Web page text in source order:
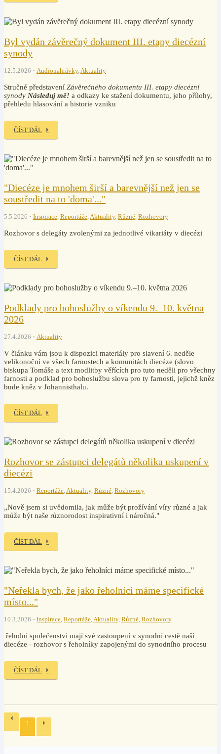
Byl vydán závěrečný dokument III. etapy diecézní
synody
12.5.2026 Audionahrávky,Aktuality
Stručné představení Závěrečného dokumentu III. etapy diecézní
synody Následuj mě! a odkazy ke stažení dokumentu, jeho přílohy,
přehledu hlasování a historie vzniku
ČÍST DÁL
"Diecéze je mnohem širší a barevnější než jen se
soustředit na to 'doma'..."
5.5.2026 Inspirace, Reportáže,Aktuality, Různé, Rozhovory
Rozhovor s delegáty zvolenými za jednotlivé vikariáty v diecézi
ČÍST DÁL
Podklady pro bohoslužby o víkendu 9.–10. května
2026
27.4.2026 Aktuality
V článku vám jsou k dispozici materiály pro slavení 6. neděle
velikonoční ve všech farnostech a komunitách diecéze (slovo
biskupa Tomáše a text modlitby věřících pro tuto neděli pro všechny
farnosti a podklad pro bohoslužbu slova pro ty farnosti, jejichž kněz
bude kněz v Johannisthalu.
ČÍST DÁL
Rozhovor se zástupci delegátů několika uskupení v
diecézi
15.4.2026 Reportáže,Aktuality, Různé, Rozhovory
„Nově jsem si uvědomila, jak může být prožívání víry různé a jak
může být naše různorodost inspirativní i náročná."
ČÍST DÁL
"Neřekla bych, že jako řeholníci máme specifické
místo..."
10.3.2026 Inspirace, Reportáže,Aktuality, Různé, Rozhovory
řeholní společenství mají své zastoupení v synodní cestě naší
diecéze - rozhovor s řeholníky zapojenými do synodního procesu
ČÍST DÁL
1